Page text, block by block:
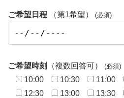
ご希望日程 （第1希望） (必須)
ご希望時刻 （複数回答可） (必須)
10:00 10:30 11:00
12:30
13:00 13:30